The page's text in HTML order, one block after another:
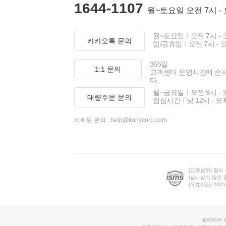
1644-1107 월~토요일 오전 7시 -
카카오톡 문의
월~토요일
오전 7시 -
일/공휴일
오전 7시 -
1:1 문의
365일
고객센터 운영시간에 순
다.
대량주문 문의
월~금요일
오전 9시 -
점심시간
낮 12시 - 오
비회원 문의 : help@kurlycorp.com
[인증범위] 컬리
(심사받지 않은
[유효기간]
컬리에서